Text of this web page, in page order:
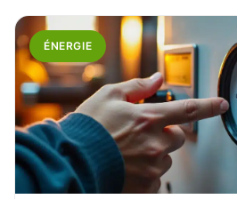
ÉNERGIE